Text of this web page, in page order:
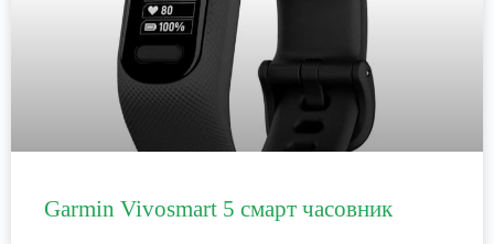
Garmin Vivosmart 5 смарт часовник